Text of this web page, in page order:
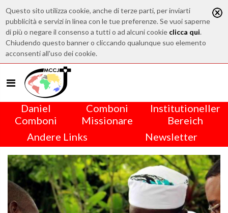
Questo sito utilizza cookie, anche di terze parti, per inviarti
pubblicità e servizi in linea con le tue preferenze. Se vuoi saperne
di più o negare il consenso a tutti o ad alcuni cookie clicca qui.
Chiudendo questo banner o cliccando qualunque suo elemento
acconsenti all'uso dei cookie.
Daniel
Comboni
Comboni
Missionare
Institutioneller
Bereich
Andere Links
Newsletter